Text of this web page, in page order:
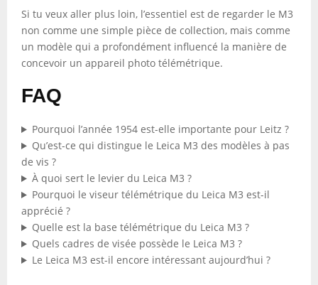
Si tu veux aller plus loin, l’essentiel est de regarder le M3
non comme une simple pièce de collection, mais comme
un modèle qui a profondément influencé la manière de
concevoir un appareil photo télémétrique.
FAQ
Pourquoi l’année 1954 est-elle importante pour Leitz ?
Qu’est-ce qui distingue le Leica M3 des modèles à pas
de vis ?
À quoi sert le levier du Leica M3 ?
Pourquoi le viseur télémétrique du Leica M3 est-il
apprécié ?
Quelle est la base télémétrique du Leica M3 ?
Quels cadres de visée possède le Leica M3 ?
Le Leica M3 est-il encore intéressant aujourd’hui ?